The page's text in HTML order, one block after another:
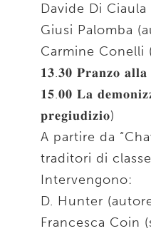
Davide Di
Giusi Palomba
Carmine Conelli
𝟏𝟑.𝟑𝟎 𝐏𝐫𝐚𝐧𝐳𝐨
𝟏𝟓.𝟎𝟎 𝐋𝐚
𝐩𝐫𝐞𝐠𝐢𝐮𝐝𝐢𝐳𝐢𝐨)
A partire da
traditori di
Intervengono:
D. Hunter
Francesca Coin